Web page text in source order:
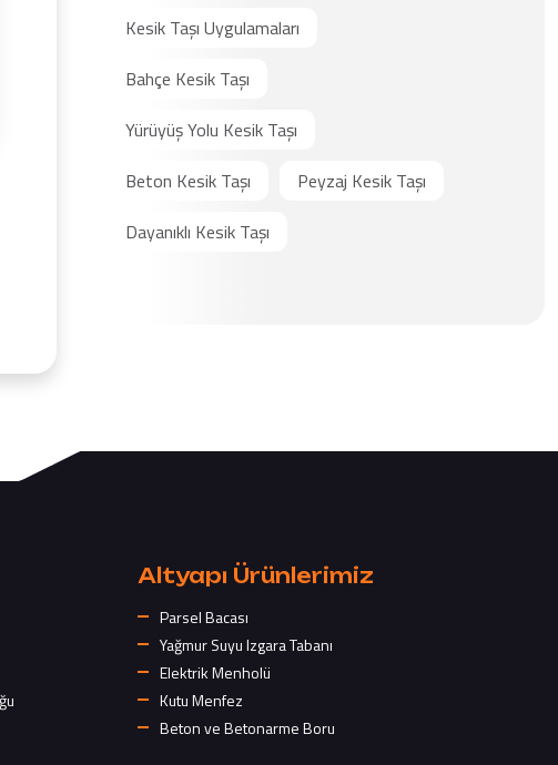
Kesik Taşı Uygulamaları
Bahçe Kesik Taşı
Yürüyüş Yolu Kesik Taşı
Beton Kesik Taşı
Peyzaj Kesik Taşı
Dayanıklı Kesik Taşı
Altyapı Ürünlerimiz
Parsel Bacası
Yağmur Suyu Izgara Tabanı
Elektrik Menholü
Kutu Menfez
Beton ve Betonarme Boru